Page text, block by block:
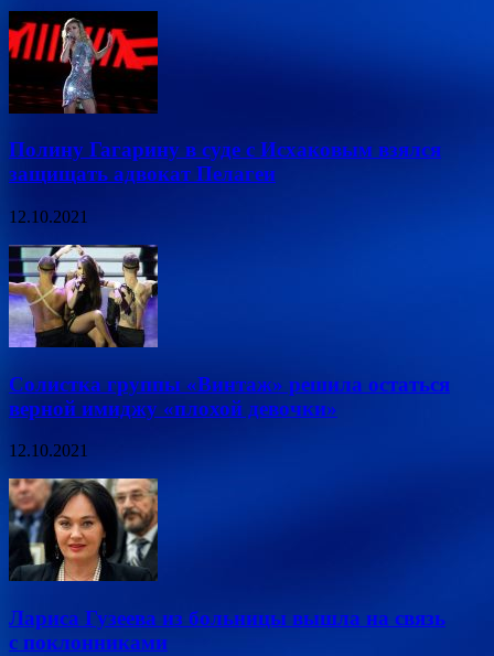
Полину Гагарину в суде с Исхаковым взялся
защищать адвокат Пелагеи
12.10.2021
Солистка группы «Винтаж» решила остаться
верной имиджу «плохой девочки»
12.10.2021
Лариса Гузеева из больницы вышла на связь
с поклонниками